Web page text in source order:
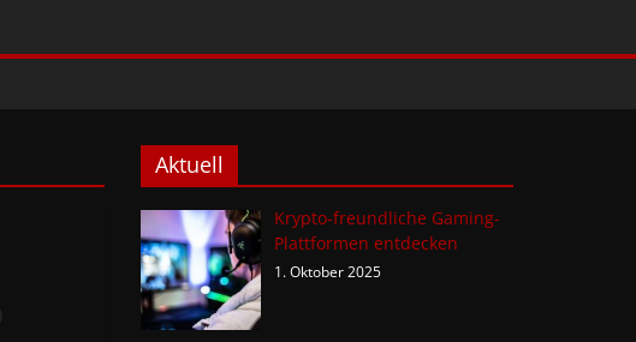
Aktuell
Krypto-freundliche Gaming-
Plattformen entdecken
1. Oktober 2025